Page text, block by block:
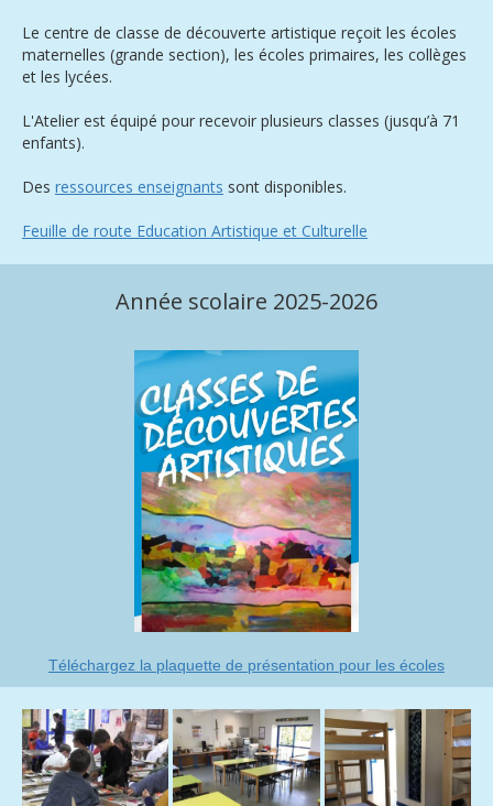
Le centre de classe de découverte artistique reçoit les écoles
maternelles (grande section), les écoles primaires, les collèges
et les lycées.
L'Atelier est équipé pour recevoir plusieurs classes (jusqu’à 71
enfants).
Des ressources enseignants sont disponibles.
Feuille de route Education Artistique et Culturelle
Année scolaire 2025-2026
Téléchargez la plaquette de présentation pour les écoles